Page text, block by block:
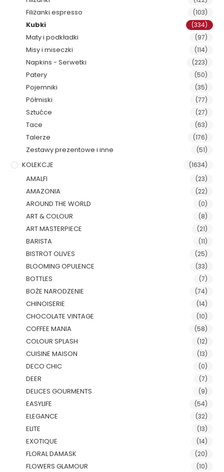
Filiżanki espresso (103)
Kubki (334)
Maty i podkładki (97)
Misy i miseczki (114)
Napkins - Serwetki (223)
Patery (50)
Pojemniki (35)
Półmiski (77)
Sztućce (27)
Tace (63)
Talerze (176)
Zestawy prezentowe i inne (51)
KOLEKCJE (1634)
AMALFI (23)
AMAZONIA (22)
AROUND THE WORLD (0)
ART & COLOUR (8)
ART MASTERPIECE (21)
BARISTA (11)
BISTROT OLIVES (25)
BLOOMING OPULENCE (33)
BOTTLES (7)
BOŻE NARODZENIE (74)
CHINOISERIE (14)
CHOCOLATE VINTAGE (10)
COFFEE MANIA (58)
COLOUR SPLASH (12)
CUISINE MAISON (13)
DECO CHIC (0)
DEER (7)
DELICES GOURMENTS (9)
EASYLIFE (54)
ELEGANCE (32)
ELITE (13)
EXOTIQUE (14)
FLORAL DAMASK (20)
FLOWERS GLAMOUR (10)